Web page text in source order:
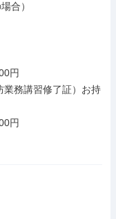
合）
円
務講習修了証）お持
円